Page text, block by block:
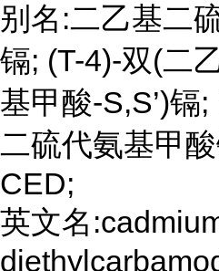
别名:二乙基二
镉; (T-4)-双(二
基甲酸-S,S’)镉
二硫代氨基甲
CED;
英文名